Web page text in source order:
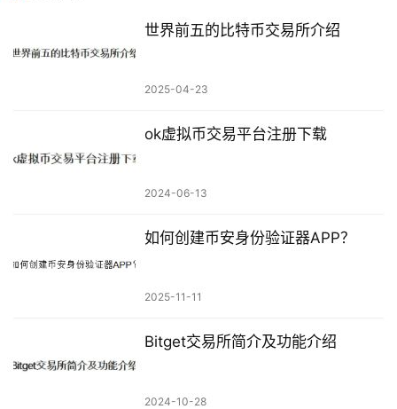
世界前五的比特币交易所介绍
2025-04-23
ok虚拟币交易平台注册下载
2024-06-13
如何创建币安身份验证器APP？
2025-11-11
Bitget交易所简介及功能介绍
2024-10-28